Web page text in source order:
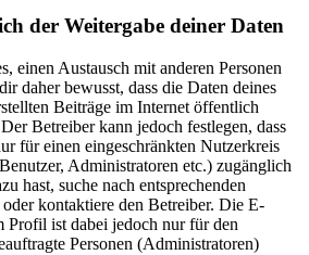
der Weitergabe deiner Daten
einen Austausch mit anderen Personen
daher bewusst, dass die Daten deines
Beiträge im Internet öffentlich
Betreiber kann jedoch festlegen, dass
für einen eingeschränkten Nutzerkreis
Administratoren etc.) zugänglich
hast, suche nach entsprechenden
kontaktiere den Betreiber. Die E-
Profil ist dabei jedoch nur für den
Personen (Administratoren)